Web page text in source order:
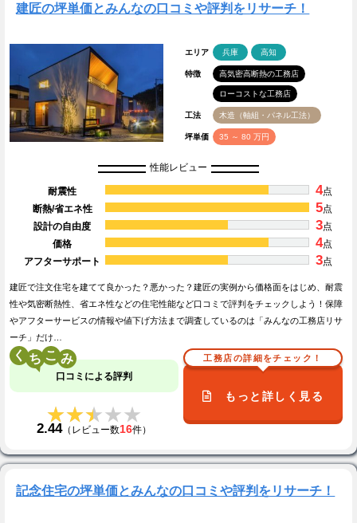
建匠の坪単価とみんなの口コミや評判をリサーチ！
エリア 兵庫 高知
特徴 高気密高断熱の工務店
ローコストな工務店
工法 木造（軸組・パネル工法）
坪単価 35 ～ 80 万円
性能レビュー
耐震性 4点
断熱/省エネ性
5点
設計の自由度
3点
価格
4点
アフターサポート
3点
建匠で注文住宅を建てて良かった？悪かった？建匠の実例から価格面をはじめ、耐震
性や気密断熱性、省エネ性などの住宅性能など口コミで評判をチェックしよう！保障
やアフターサービスの情報や値下げ方法まで調査しているのは「みんなの工務店リサ
ーチ」だけ…
く こ
口コミによる評判
★★★★★
★★★★★
2.44（レビュー数16件）
工務店の詳細をチェック！
もっと詳しく見る
記念住宅の坪単価とみんなの口コミや評判をリサーチ！